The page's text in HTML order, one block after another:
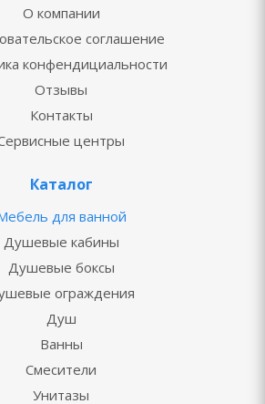
О компании
соглашение
конфендициальности
Отзывы
Контакты
центры
Каталог
для ванной
Душевые кабины
Душевые боксы
ограждения
Душ
Ванны
Смесители
Унитазы